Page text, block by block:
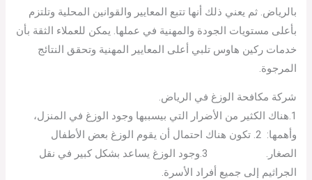
بالرياض. ثم يعني ذلك أنها تتبع المعايير والقوانين المحلية وتلتزم
بأعلى مستويات الجودة والمهنية في عملها. يمكن للعملاء الثقة بأن
خدمات ركين هاوس تلبي أعلى المعايير المهنية وتحقق النتائج
المرجوة.
شركة مكافحة الوزغ في الرياض.
1.هناك الكثير من الأضرار التي بيسببها وجود الوزغ في المنزل،
وأهمها: 2. تكون هناك احتمال أن يقوم الوزغ بعض الأطفال
الصغار. 3.وجود الوزغ يساعد بشكل كبير في نقل
الجراثيم إلى جميع أفراد الأسرة.